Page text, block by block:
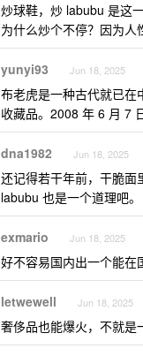
炒球鞋，炒 labubu 是这
为什么炒个不停？因为人
yunyi93 Jun 18, 2025
布老虎是一种古代就已在
收藏品。2008 年 6 月 7
dna1982 Jun 18, 2025
还记得若干年前，干脆面
labubu 也是一个道理吧。
exmario Jun 18, 2025
好不容易国内出一个能在
letwewell Jun 18, 2025
奢侈品也能爆火，不就是